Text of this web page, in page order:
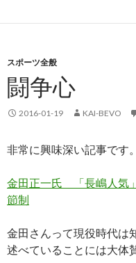
スポーツ全般
闘争心
2016-01-19 KAI-BEVO
非常に興味深い記事です。
金田正一氏 「長嶋人気
節制
金田さんって現役時代は
述べていることには大体